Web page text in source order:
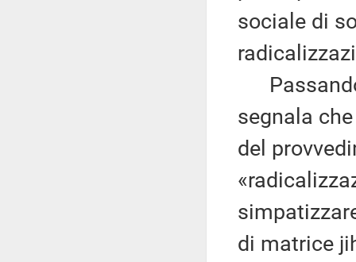
sociale di
segnala
del
di matrice